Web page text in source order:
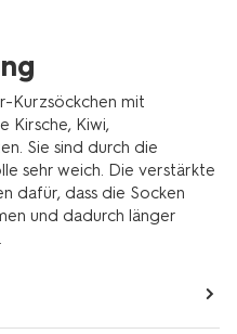
Kurzsöckchen mit
Kirsche, Kiwi,
Sie sind durch die
sehr weich. Die verstärkte
dafür, dass die Socken
und dadurch länger